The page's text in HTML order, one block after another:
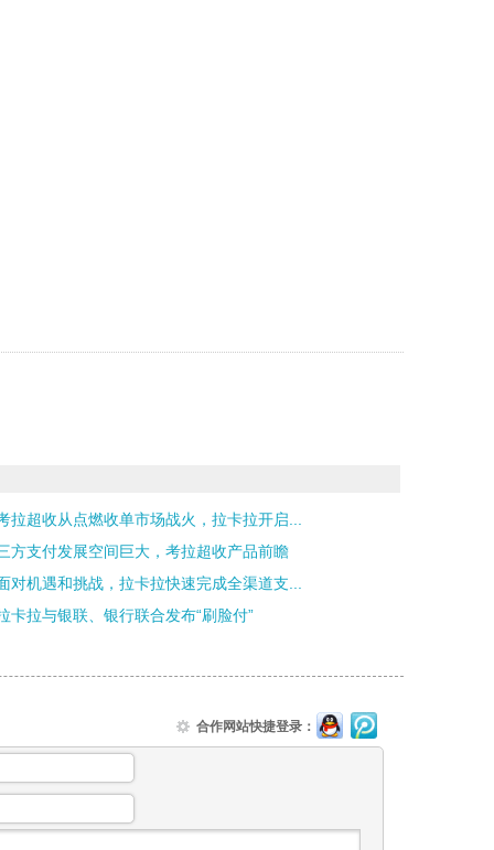
拉超收从点燃收单市场战火，拉卡拉开启...
方支付发展空间巨大，考拉超收产品前瞻
对机遇和挑战，拉卡拉快速完成全渠道支...
卡拉与银联、银行联合发布“刷脸付”
合作网站快捷登录：